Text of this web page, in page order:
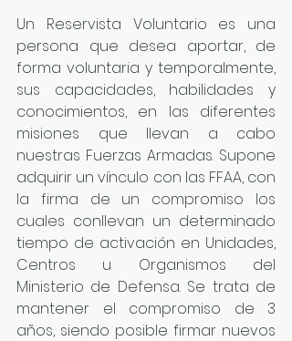
Un Reservista Voluntario es una
persona que desea aportar, de
forma voluntaria y temporalmente,
sus capacidades, habilidades y
conocimientos, en las diferentes
misiones que llevan a cabo
nuestras Fuerzas Armadas. Supone
adquirir un vínculo con las FFAA, con
la firma de un compromiso los
cuales conllevan un determinado
tiempo de activación en Unidades,
Centros u Organismos del
Ministerio de Defensa. Se trata de
mantener el compromiso de 3
años, siendo posible firmar nuevos